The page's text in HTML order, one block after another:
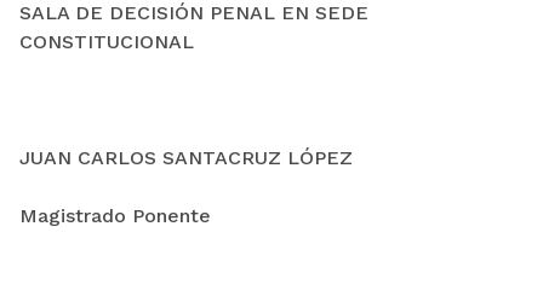
SALA DE DECISIÓN PENAL EN SEDE
CONSTITUCIONAL
JUAN CARLOS SANTACRUZ LÓPEZ
Magistrado Ponente